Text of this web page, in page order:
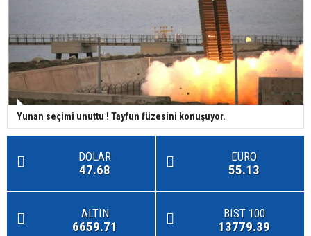
Yunan seçimi unuttu ! Tayfun füzesini konuşuyor.
DOLAR
47.68
EURO
55.13
ALTIN
6659.71
BIST 100
13779.39